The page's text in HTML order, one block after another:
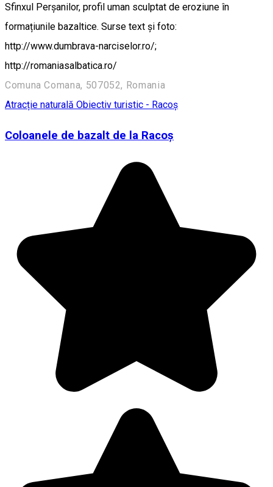
Sfinxul Perșanilor, profil uman sculptat de eroziune în
formațiunile bazaltice. Surse text și foto:
http://www.dumbrava-narciselor.ro/;
http://romaniasalbatica.ro/
Comuna Comana, 507052, Romania
Atracție naturală Obiectiv turistic - Racoș
Coloanele de bazalt de la Racoş